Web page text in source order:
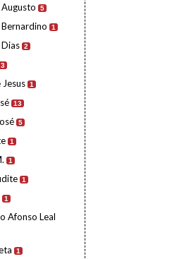
5
1
2
3
1
13
5
1
1
1
1
Afonso Leal
1